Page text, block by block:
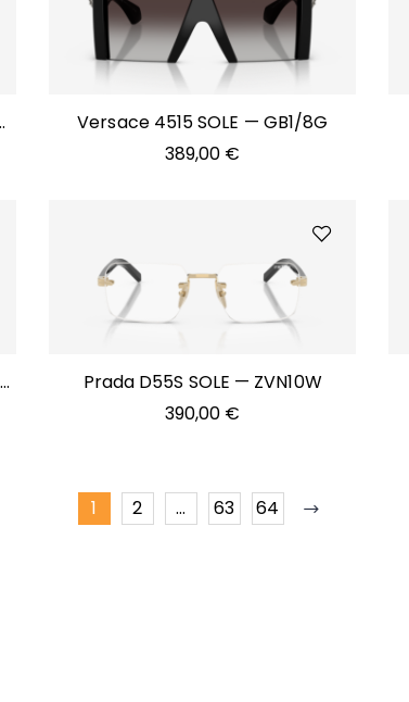
Versace 4515 SOLE — GB1/8G
389,00 €
Prada D55S SOLE — ZVN10W
390,00 €
1 2 … 63 64